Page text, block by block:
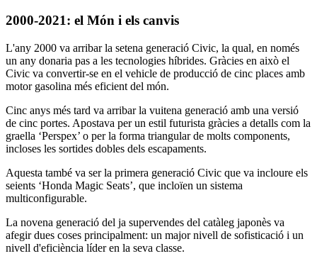
2000-2021: el Món i els canvis
L'any 2000 va arribar la setena generació Civic, la qual, en només
un any donaria pas a les tecnologies híbrides. Gràcies en això el
Civic va convertir-se en el vehicle de producció de cinc places amb
motor gasolina més eficient del món.
Cinc anys més tard va arribar la vuitena generació amb una versió
de cinc portes. Apostava per un estil futurista gràcies a detalls com la
graella ‘Perspex’ o per la forma triangular de molts components,
incloses les sortides dobles dels escapaments.
Aquesta també va ser la primera generació Civic que va incloure els
seients ‘Honda Magic Seats’, que incloïen un sistema
multiconfigurable.
La novena generació del ja supervendes del catàleg japonès va
afegir dues coses principalment: un major nivell de sofisticació i un
nivell d'eficiència líder en la seva classe.